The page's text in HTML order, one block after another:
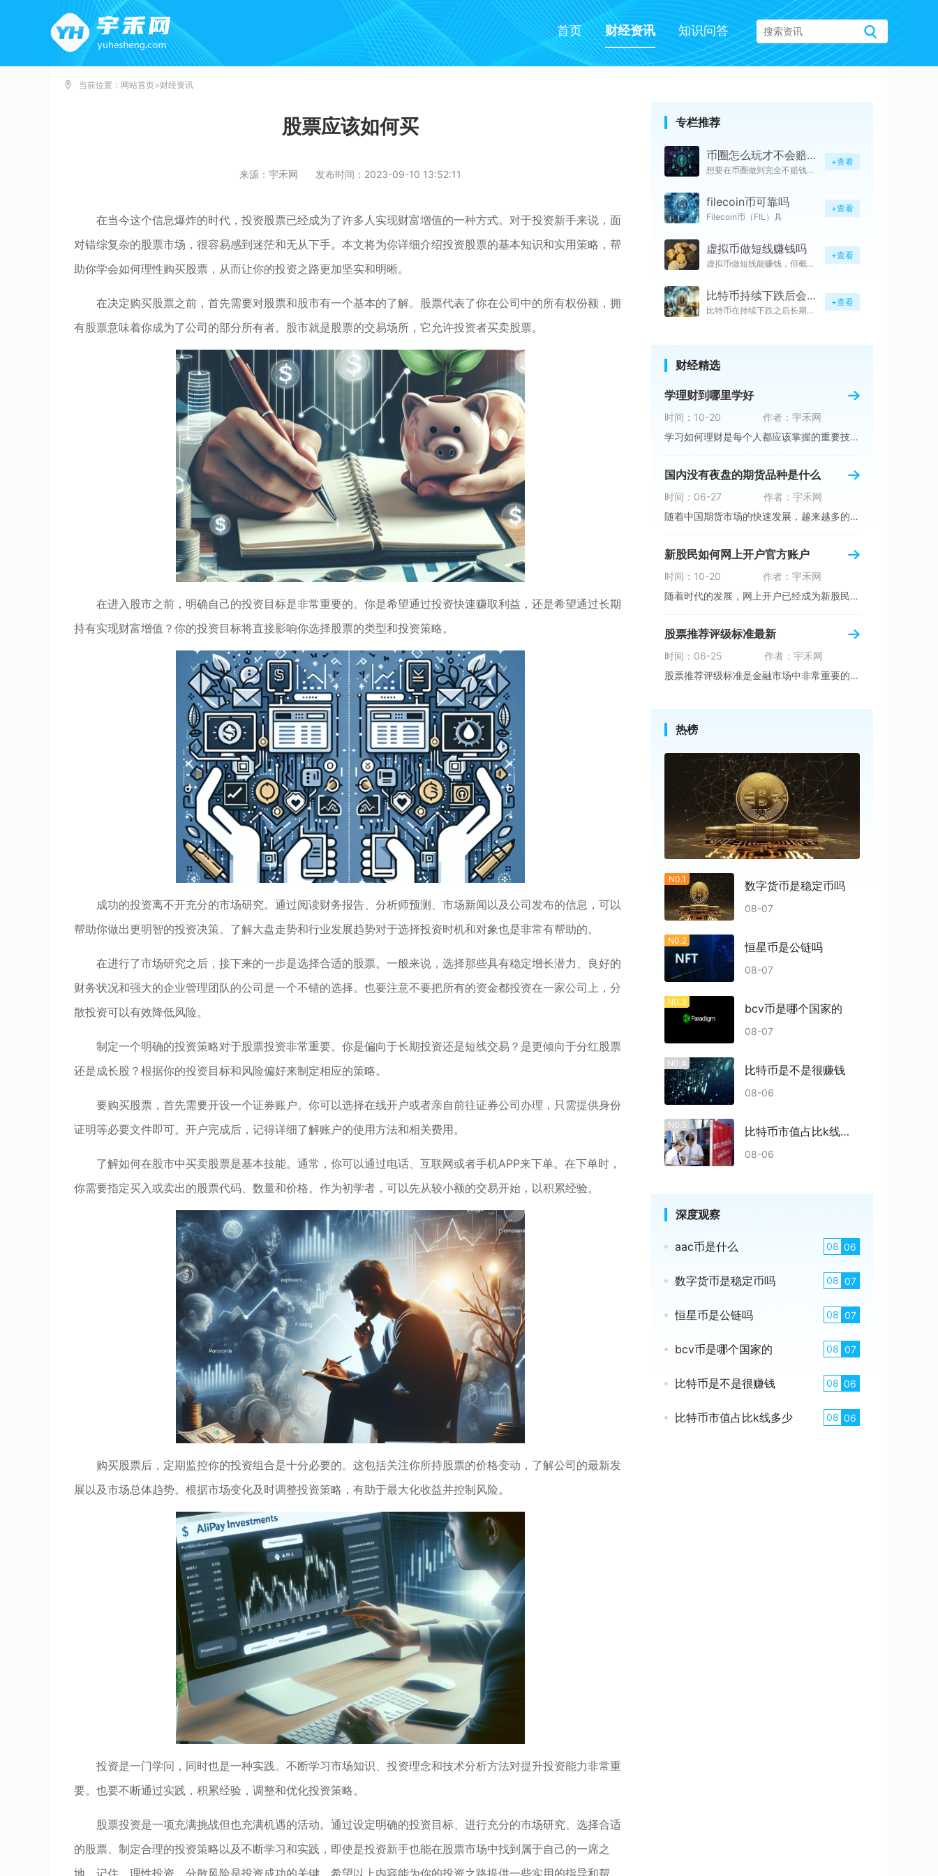
首页 财经资讯 知识问答
当前位置： 网站首页>财经资讯
股票应该如何买
来源：宇禾网 发布时间：2023-09-10 13:52:11
在当今这个信息爆炸的时代，投资股票已经成为了许多人实现财富增值的一种方式。对于投资新手来说，面
对错综复杂的股票市场，很容易感到迷茫和无从下手。本文将为你详细介绍投资股票的基本知识和实用策略，帮
助你学会如何理性购买股票，从而让你的投资之路更加坚实和明晰。
在决定购买股票之前，首先需要对股票和股市有一个基本的了解。股票代表了你在公司中的所有权份额，拥
有股票意味着你成为了公司的部分所有者。股市就是股票的交易场所，它允许投资者买卖股票。
在进入股市之前，明确自己的投资目标是非常重要的。你是希望通过投资快速赚取利益，还是希望通过长期
持有实现财富增值？你的投资目标将直接影响你选择股票的类型和投资策略。
成功的投资离不开充分的市场研究。通过阅读财务报告、分析师预测、市场新闻以及公司发布的信息，可以
帮助你做出更明智的投资决策。了解大盘走势和行业发展趋势对于选择投资时机和对象也是非常有帮助的。
在进行了市场研究之后，接下来的一步是选择合适的股票。一般来说，选择那些具有稳定增长潜力、良好的
财务状况和强大的企业管理团队的公司是一个不错的选择。也要注意不要把所有的资金都投资在一家公司上，分
散投资可以有效降低风险。
制定一个明确的投资策略对于股票投资非常重要。你是偏向于长期投资还是短线交易？是更倾向于分红股票
还是成长股？根据你的投资目标和风险偏好来制定相应的策略。
要购买股票，首先需要开设一个证券账户。你可以选择在线开户或者亲自前往证券公司办理，只需提供身份
证明等必要文件即可。开户完成后，记得详细了解账户的使用方法和相关费用。
了解如何在股市中买卖股票是基本技能。通常，你可以通过电话、互联网或者手机APP来下单。在下单时，
你需要指定买入或卖出的股票代码、数量和价格。作为初学者，可以先从较小额的交易开始，以积累经验。
购买股票后，定期监控你的投资组合是十分必要的。这包括关注你所持股票的价格变动，了解公司的最新发
展以及市场总体趋势。根据市场变化及时调整投资策略，有助于最大化收益并控制风险。
投资是一门学问，同时也是一种实践。不断学习市场知识、投资理念和技术分析方法对提升投资能力非常重
要。也要不断通过实践，积累经验，调整和优化投资策略。
股票投资是一项充满挑战但也充满机遇的活动。通过设定明确的投资目标、进行充分的市场研究、选择合适
的股票、制定合理的投资策略以及不断学习和实践，即使是投资新手也能在股票市场中找到属于自己的一席之
专栏推荐
币圈怎么玩才不会赔钱呢是真的吗
想要在币圈做到完全不赔钱并不真
+查看
filecoin币可靠吗
Filecoin币（FIL）具
+查看
虚拟币做短线赚钱吗
虚拟币做短线能赚钱，但概率极低
+查看
比特币持续下跌后会上涨吗
比特币在持续下跌之后长期一定会
+查看
财经精选
学理财到哪里学好
时间：10-20
作者：宇禾网
学习如何理财是每个人都应该掌握的重要技能之一
国内没有夜盘的期货品种是什么
时间：06-27
作者：宇禾网
随着中国期货市场的快速发展，越来越多的投资者
新股民如何网上开户官方账户
时间：10-20
作者：宇禾网
随着时代的发展，网上开户已经成为新股民参与股
股票推荐评级标准最新
时间：06-25
作者：宇禾网
股票推荐评级标准是金融市场中非常重要的一项工
热榜
N0.1 数字货币是稳定币吗
08-07
N0.2 恒星币是公链吗
08-07
N0.3 bcv币是哪个国家的
08-07
N0.4 比特币是不是很赚钱
08-06
N0.5 比特币市值占比k线多少
08-06
深度观察
aac币是什么 08 06
数字货币是稳定币吗 08 07
恒星币是公链吗 08 07
bcv币是哪个国家的 08 07
比特币是不是很赚钱 08 06
比特币市值占比k线多少 08 06